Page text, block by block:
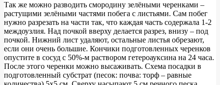
Так же можно разводить смородину зелёными черенками –
растущими зелёными частями побега с листьями. Сам побег
нужно разрезать на части так, что каждая часть содержала 1-2
междоузлия. Над почкой вверху делается разрез, внизу – под
почкой. Нижний лист удаляют, остальные листья обрезают,
если они очень большие. Кончики подготовленных черенков
опустите в сосуд с 50%-м раствором гетероауксина на 24 часа.
После этого черенки можно высаживать. Схема посадки в
подготовленный субстрат (песок: почва: торф – равные